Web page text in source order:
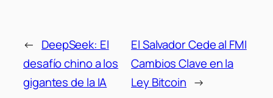
← DeepSeek: El
desafío chino a los
gigantes de la IA
El Salvador Cede al FMI
Cambios Clave en la
Ley Bitcoin →